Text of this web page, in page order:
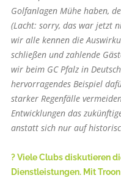
Golfanlagen Mühe haben,
(Lacht: sorry, das war jetzt
wir alle kennen die
schließen und zahlende
wir beim GC Pfalz in
hervorragendes Beispiel
starker Regenfälle
Entwicklungen das
anstatt sich nur auf
? Viele Clubs diskutieren
Dienstleistungen. Mit